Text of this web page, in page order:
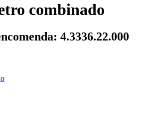
combinado
4.3336.22.000